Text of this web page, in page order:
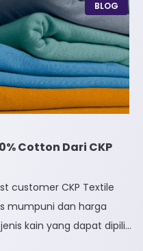
yakni pemberian
BLOG
Cotton Dari CKP
customer CKP Textile
mumpuni dan harga
kain yang dapat dipilih